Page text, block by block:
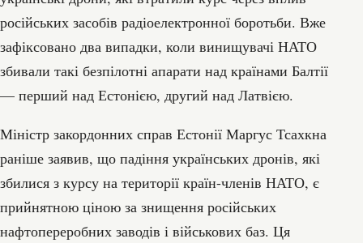
російських засобів радіоелектронної боротьби. Вже
зафіксовано два випадки, коли винищувачі НАТО
збивали такі безпілотні апарати над країнами Балтії
— перший над Естонією, другий над Латвією.
Міністр закордонних справ Естонії Маргус Тсахкна
раніше заявив, що падіння українських дронів, які
збилися з курсу на території країн-членів НАТО, є
прийнятною ціною за знищення російських
нафтопереробних заводів і військових баз. Ця